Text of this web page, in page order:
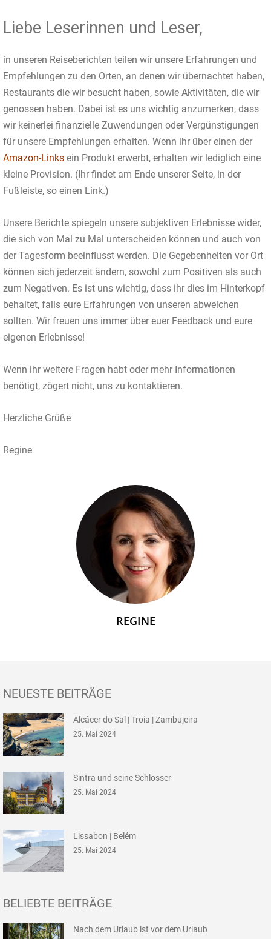
Liebe Leserinnen und Leser,
in unseren Reiseberichten teilen wir unsere Erfahrungen und
Empfehlungen zu den Orten, an denen wir übernachtet haben,
Restaurants die wir besucht haben, sowie Aktivitäten, die wir
genossen haben. Dabei ist es uns wichtig anzumerken, dass
wir keinerlei finanzielle Zuwendungen oder Vergünstigungen
für unsere Empfehlungen erhalten. Wenn ihr über einen der
Amazon-Links ein Produkt erwerbt, erhalten wir lediglich eine
kleine Provision. (Ihr findet am Ende unserer Seite, in der
Fußleiste, so einen Link.)
Unsere Berichte spiegeln unsere subjektiven Erlebnisse wider,
die sich von Mal zu Mal unterscheiden können und auch von
der Tagesform beeinflusst werden. Die Gegebenheiten vor Ort
können sich jederzeit ändern, sowohl zum Positiven als auch
zum Negativen. Es ist uns wichtig, dass ihr dies im Hinterkopf
behaltet, falls eure Erfahrungen von unseren abweichen
sollten. Wir freuen uns immer über euer Feedback und eure
eigenen Erlebnisse!
Wenn ihr weitere Fragen habt oder mehr Informationen
benötigt, zögert nicht, uns zu kontaktieren.
Herzliche Grüße
Regine
REGINE
NEUESTE BEITRÄGE
Alcácer do Sal | Troia | Zambujeira
25. Mai 2024
Sintra und seine Schlösser
25. Mai 2024
Lissabon | Belém
25. Mai 2024
BELIEBTE BEITRÄGE
Nach dem Urlaub ist vor dem Urlaub